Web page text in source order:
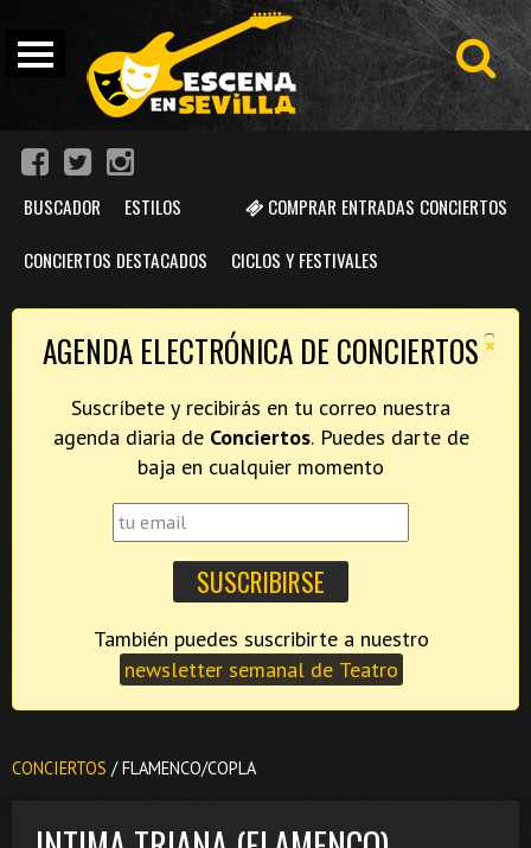
COMPRAR ENTRADAS CONCIERTOS
BUSCADOR ESTILOS
CONCIERTOS DESTACADOS CICLOS Y FESTIVALES
×
AGENDA ELECTRÓNICA DE CONCIERTOS
Suscríbete y recibirás en tu correo nuestra
agenda diaria de Conciertos. Puedes darte de
baja en cualquier momento
newsletter semanal de Teatro
CONCIERTOS / FLAMENCO/COPLA